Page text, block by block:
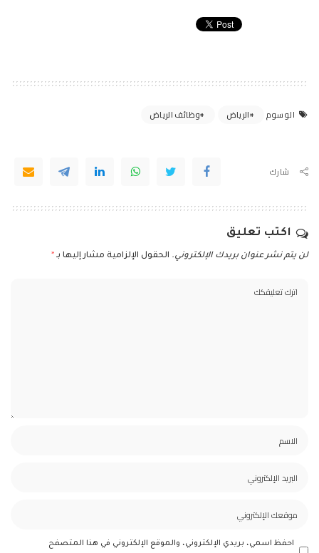
الوسوم الرياض وظائف الرياض
شارك
اكتب تعليق
لن يتم نشر عنوان بريدك الإلكتروني. الحقول الإلزامية مشار إليها بـ *
احفظ اسمي، بريدي الإلكتروني، والموقع الإلكتروني في هذا المتصفح